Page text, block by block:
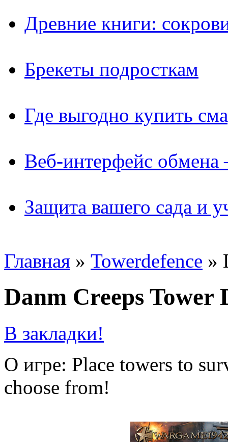
Древние книги:
Брекеты подросткам
Где выгодно купить
Веб-интерфейс
Защита вашего сада и
Главная » Towerdefence »
Danm Creeps Tower
В закладки!
О игре: Place towers to
choose from!